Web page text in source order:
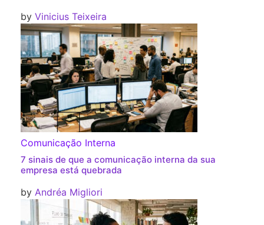
by Vinicius Teixeira
Comunicação Interna
7 sinais de que a comunicação interna da sua
empresa está quebrada
by Andréa Migliori